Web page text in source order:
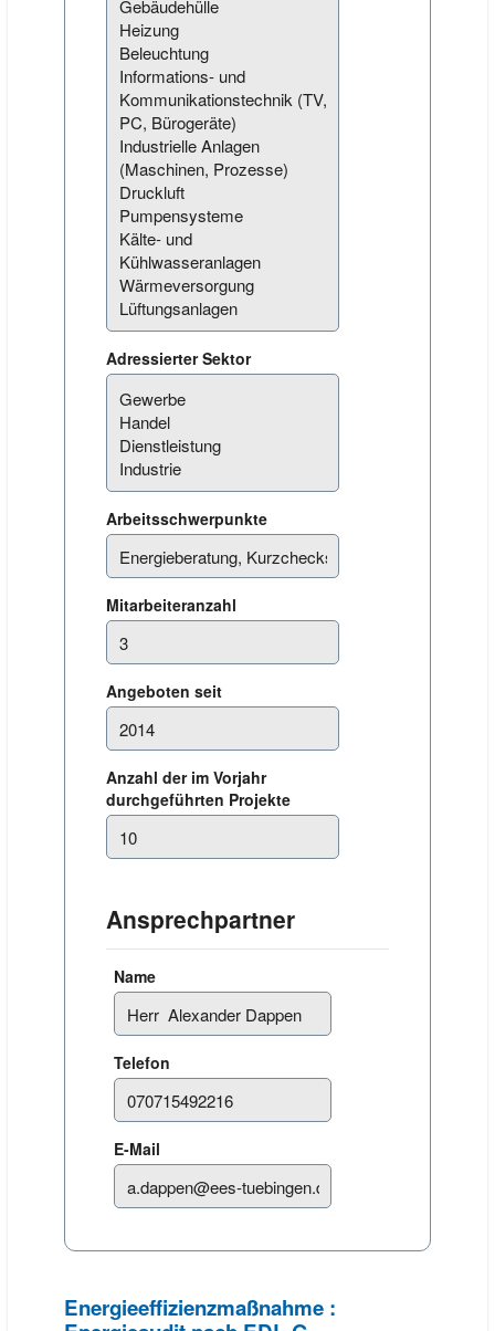
Adressierter Sektor
Arbeitsschwerpunkte
Mitarbeiteranzahl
Angeboten seit
Anzahl der im Vorjahr
durchgeführten Projekte
Ansprechpartner
Name
Telefon
E-Mail
Energieeffizienzmaßnahme :